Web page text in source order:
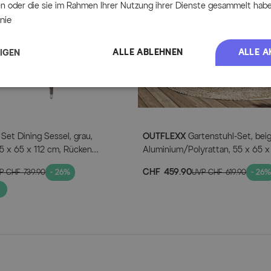
ca. 45 x 45 cm
Breite (cm)
Hauptmaterial Textil
Hinweise des Herstellers.
Dining Sessel, grau,
x 65 x 112 cm, Rücken
CHF 739.90 - 26%
OUTFLEXX Gartenstuhl-Set,
Aluminium/Polyrattan, 55 x 65 x
CHF 459.90UVPCHF 619.90 - 26%
oder die sie im Rahmen Ihrer Nutzung ihrer Dienste gesammelt
ALLE
ALLE ABLEHNEN